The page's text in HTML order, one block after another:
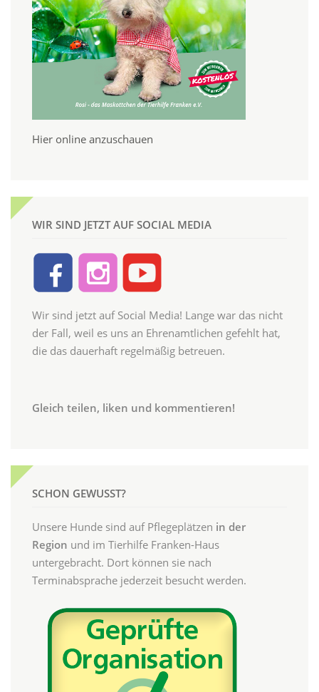
Hier online anzuschauen
WIR SIND JETZT AUF SOCIAL MEDIA
Wir sind jetzt auf Social Media! Lange war das nicht
der Fall, weil es uns an Ehrenamtlichen gefehlt hat,
die das dauerhaft regelmäßig betreuen.
Gleich teilen, liken und kommentieren!
SCHON GEWUSST?
Unsere Hunde sind auf Pflegeplätzen in der
Region und im Tierhilfe Franken-Haus
untergebracht. Dort können sie nach
Terminabsprache jederzeit besucht werden.